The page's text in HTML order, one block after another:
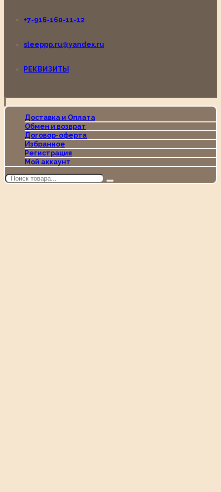
+7-916-160-11-12
sleeppp.ru@yandex.ru
РЕКВИЗИТЫ
Доставка и Оплата
Обмен и возврат
Договор-оферта
Избранное
Регистрация
Мой аккаунт